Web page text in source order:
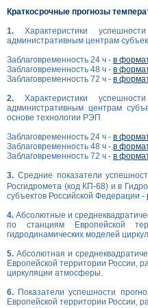
Краткосрочные прогнозы
1. Характеристики
административным центрам
Заблаговременность 24 ч - в
Заблаговременность 48 ч - в
Заблаговременность 72 ч - в
2. Характеристики
административным центрам
основе технологии РЭП
Заблаговременность 24 ч - в
Заблаговременность 48 ч - в
Заблаговременность 72 ч - в
3. Средние показатели
Росгидромета (код КП-68) и в
субъектов Российской Федерации -
4. Абсолютные и
по станциям Европейской
гидродинамических моделей
5. Абсолютная и
Европейской территории России,
циркуляции атмосферы.
6. Показатели успешности
Европейской территории России,